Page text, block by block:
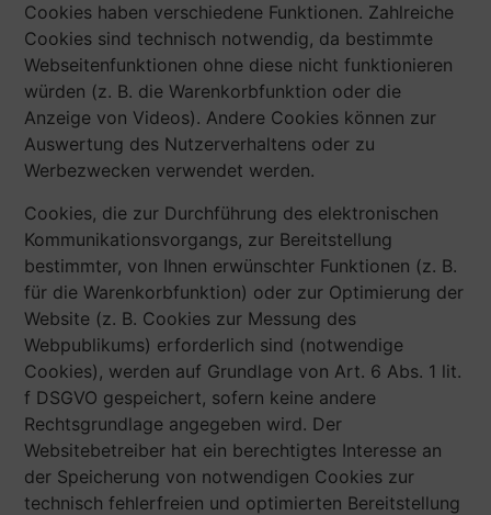
Cookies haben verschiedene Funktionen. Zahlreiche
Cookies sind technisch notwendig, da bestimmte
Webseitenfunktionen ohne diese nicht funktionieren
würden (z. B. die Warenkorbfunktion oder die
Anzeige von Videos). Andere Cookies können zur
Auswertung des Nutzerverhaltens oder zu
Werbezwecken verwendet werden.
Cookies, die zur Durchführung des elektronischen
Kommunikationsvorgangs, zur Bereitstellung
bestimmter, von Ihnen erwünschter Funktionen (z. B.
für die Warenkorbfunktion) oder zur Optimierung der
Website (z. B. Cookies zur Messung des
Webpublikums) erforderlich sind (notwendige
Cookies), werden auf Grundlage von Art. 6 Abs. 1 lit.
f DSGVO gespeichert, sofern keine andere
Rechtsgrundlage angegeben wird. Der
Websitebetreiber hat ein berechtigtes Interesse an
der Speicherung von notwendigen Cookies zur
technisch fehlerfreien und optimierten Bereitstellung